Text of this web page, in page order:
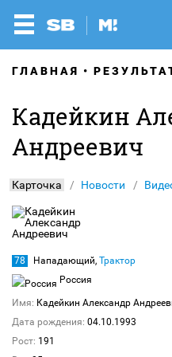
ГЛАВНАЯ
Кадейкин
Андреевич
Карточка Новости
78 Нападающий, Трактор
Россия
Имя: Кадейкин Александр
Дата рождения: 04.10.1993
Рост: 191